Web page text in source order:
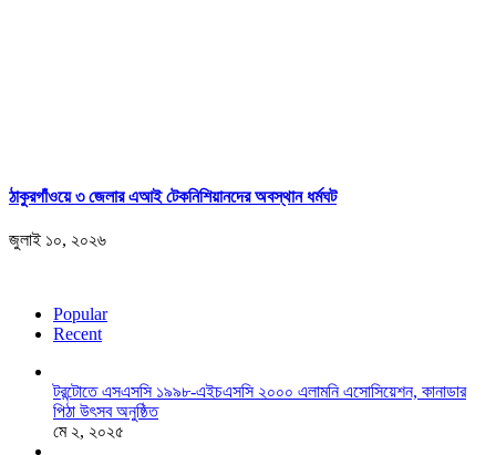
ঠাকুরগাঁওয়ে ৩ জেলার এআই টেকনিশিয়ানদের অবস্থান ধর্মঘট
জুলাই ১০, ২০২৬
Popular
Recent
টরন্টোতে এসএসসি ১৯৯৮-এইচএসসি ২০০০ এলামনি এসোসিয়েশন, কানাডার
পিঠা উৎসব অনুষ্ঠিত
মে ২, ২০২৫